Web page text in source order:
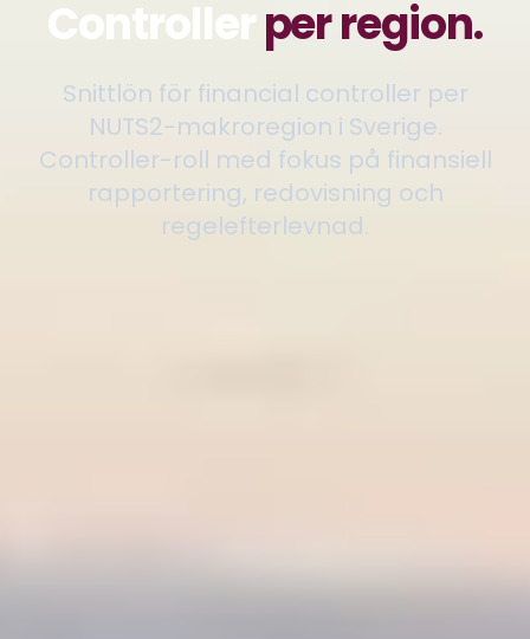
Controllerper region.
Snittlön för financial controller per
NUTS2-makroregion i Sverige.
Controller-roll med fokus på finansiell
rapportering, redovisning och
regelefterlevnad.